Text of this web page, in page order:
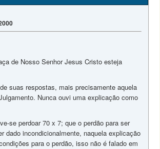
de Nosso Senhor Jesus Cristo esteja
suas respostas, mais precisamente aquela
Nunca ouvi uma explicação como
se perdoar 70 x 7; que o perdão para ser
dado incondicionalmente, naquela explicação
para o perdão, isso não é falado em